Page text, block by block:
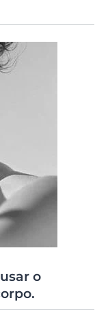
o